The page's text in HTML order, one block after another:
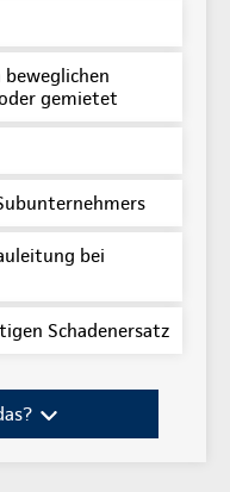
beweglichen
gemietet
bei
Schadenersatz